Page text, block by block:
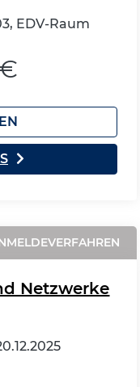
EDV-Raum
Netzwerke